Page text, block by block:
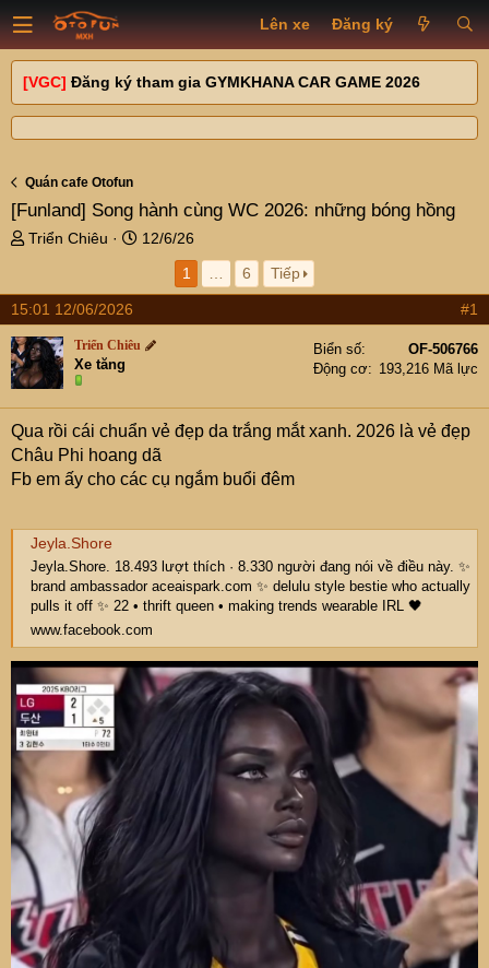
Lên xe Đăng ký
[VGC] Đăng ký tham gia GYMKHANA CAR GAME 2026
Quán cafe Otofun
[Funland] Song hành cùng WC 2026: những bóng hồng
T
e
a
d
s
t
r
e
r
Triển Chiêu
N
y
ử
12/6/26
1
6 Tiếp
15:01 12/06/2026 #1
Triển Chiêu
Xe tăng
Biển số
OF-506766
Động cơ
193,216 Mã lực
Qua rồi cái chuẩn vẻ đẹp da trắng mắt xanh. 2026 là vẻ đẹp
Châu Phi hoang dã
Fb em ấy cho các cụ ngắm buổi đêm
Jeyla.Shore
Jeyla.Shore. 18.493 lượt thích · 8.330 người đang nói về điều này. ✨
brand ambassador aceaispark.com ✨ delulu style bestie who actually
pulls it off ✨ 22 • thrift queen • making trends wearable IRL 🖤
www.facebook.com